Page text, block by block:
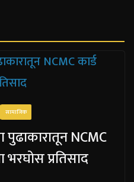
सामाजिक
पुढाकारातून NCMC
भरघोस प्रतिसाद